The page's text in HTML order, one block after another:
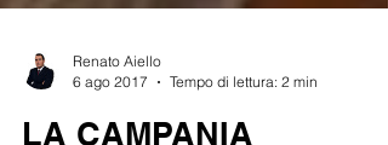
6 ago 2017
Tempo di lettura: 2 min